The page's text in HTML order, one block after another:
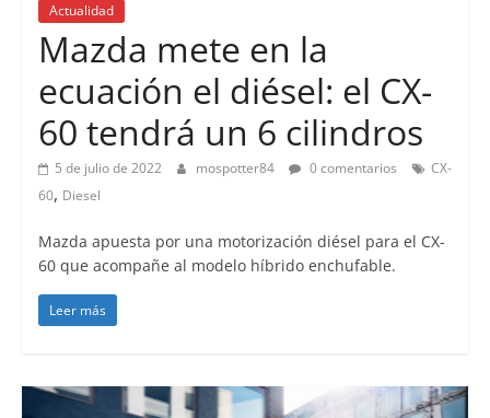
Actualidad
Mazda mete en la
ecuación el diésel: el CX-
60 tendrá un 6 cilindros
5 de julio de 2022 mospotter84 0 comentarios
CX-
60, Diesel
Mazda apuesta por una motorización diésel para el CX-
60 que acompañe al modelo híbrido enchufable.
Leer más